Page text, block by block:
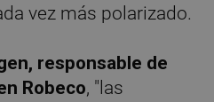
vez más polarizado.
responsable de
Robeco, "las